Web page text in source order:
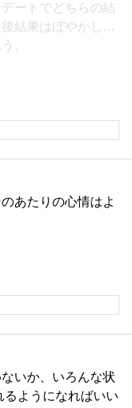
ートでどちらの結
結果はぼやかし…
。
あたりの心情はよ
いか、いろんな状
ようになればいい